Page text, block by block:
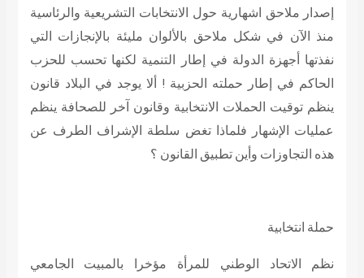
إصدار ملاحق اشهارية حول الانتخابات التشريعية والرئاسية
منذ الآن في شكل ملاحق بالألوان مليئة بالإنجازات التي
نفذتها أجهزة الدولة في إطار التنمية لكنها تحسب للحزب
الحاكم في إطار حملته الحزبية ! ألا يوجد في البلاد قانون
ينظم توقيت الحملات الانتخابية وقانون آخر للصحافة ينظم
عمليات الإشهار فلماذا تغض سلطة الإشراف الطرف عن
هذه التجاوزات وأين تطبيق القانون ؟
حملة انتخابية
نظم الاتحاد الوطني للمرأة مؤخرا بالمبيت الجامعي